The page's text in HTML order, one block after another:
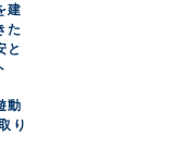
建
た
と
動
り